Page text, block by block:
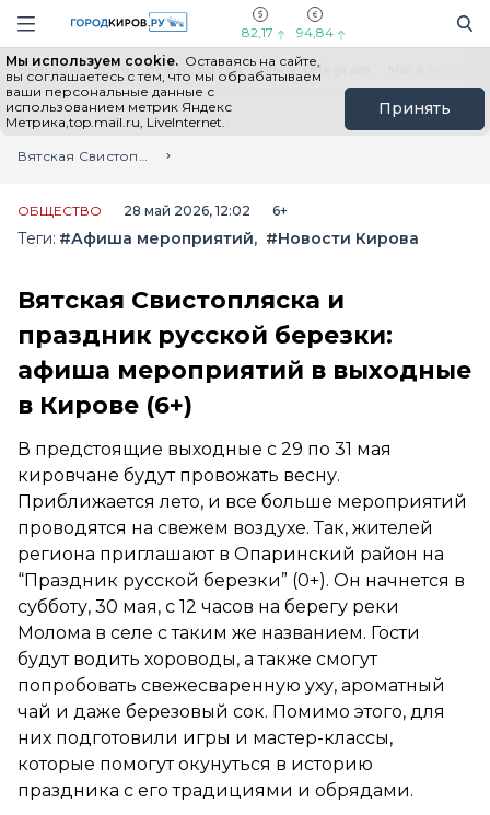
Навигация сайта
82,17 94,84
Мы используем cookie. Оставаясь на сайте,
вы соглашаетесь с тем, что мы обрабатываем
ваши персональные данные с
использованием метрик Яндекс
Метрика,top.mail.ru, LiveInternet.
Принять
Выборы - 2026 Все новости Мы в Telegram
Главная
Лента новостей
Вятская Свистопляска и праздник русской березки: афиша мероприятий в выходные в Кирове (6+)
ОБЩЕСТВО 28 май 2026, 12:02 6+
Теги: #Афиша мероприятий #Новости Кирова
Вятская Свистопляска и
праздник русской березки:
афиша мероприятий в выходные
в Кирове (6+)
В предстоящие выходные с 29 по 31 мая
кировчане будут провожать весну.
Приближается лето, и все больше мероприятий
проводятся на свежем воздухе. Так, жителей
региона приглашают в Опаринский район на
“Праздник русской березки” (0+). Он начнется в
субботу, 30 мая, с 12 часов на берегу реки
Молома в селе с таким же названием. Гости
будут водить хороводы, а также смогут
попробовать свежесваренную уху, ароматный
чай и даже березовый сок. Помимо этого, для
них подготовили игры и мастер-классы,
которые помогут окунуться в историю
праздника с его традициями и обрядами.